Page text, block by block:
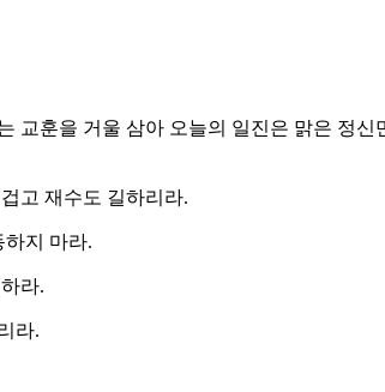
교훈을 거울 삼아 오늘의 일진은 맑은 정
고 재수도 길하리라.
하지 마라.
라.
라.